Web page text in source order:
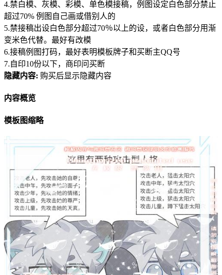
4.禁白模、灰模、彩模、单色模接稿，例图设定白色部分禁止
超过70% 例图自己画或借别人的
5.禁接稿出设白色部分超过70％以上的设，或者白色部分用渐
变米色代替。最好有改模
6.接稿例图打码，最好表明模板牌子和买断主QQ号
7.自印10份以下，商印问买断
隐藏内容: 购买后显示隐藏内容
内容概览
模板图缩略